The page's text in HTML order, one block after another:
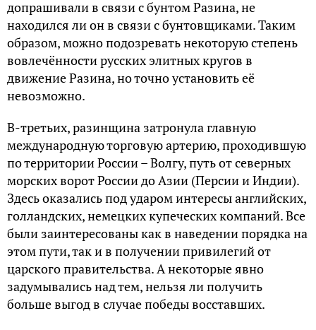
допрашивали в связи с бунтом Разина, не
находился ли он в связи с бунтовщиками. Таким
образом, можно подозревать некоторую степень
вовлечённости русских элитных кругов в
движение Разина, но точно установить её
невозможно.
В-третьих, разинщина затронула главную
международную торговую артерию, проходившую
по территории России – Волгу, путь от северных
морских ворот России до Азии (Персии и Индии).
Здесь оказались под ударом интересы английских,
голландских, немецких купеческих компаний. Все
были заинтересованы как в наведении порядка на
этом пути, так и в получении привилегий от
царского правительства. А некоторые явно
задумывались над тем, нельзя ли получить
больше выгод в случае победы восставших.